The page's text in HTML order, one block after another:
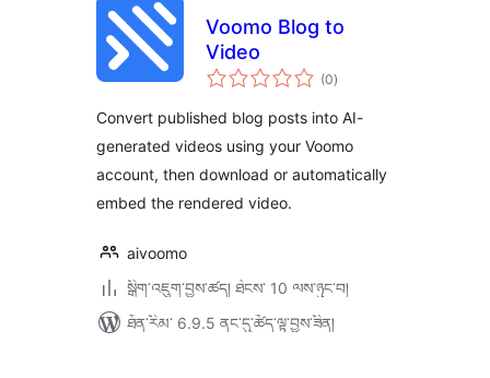
Voomo Blog to
Video
(0གདེང་
འཇོག་
ཚང་།
)
Convert published blog posts into AI-
generated videos using your Voomo
account, then download or automatically
embed the rendered video.
aivoomo
སྒྲིག་འཇུག་བྱས་ཚད། ཐེངས་ 10 ལས་ཉུང་བ།
ཐོན་རིམ་ 6.9.5 ནང་དུ་ཚོད་ལྟ་བྱས་ཟིན།